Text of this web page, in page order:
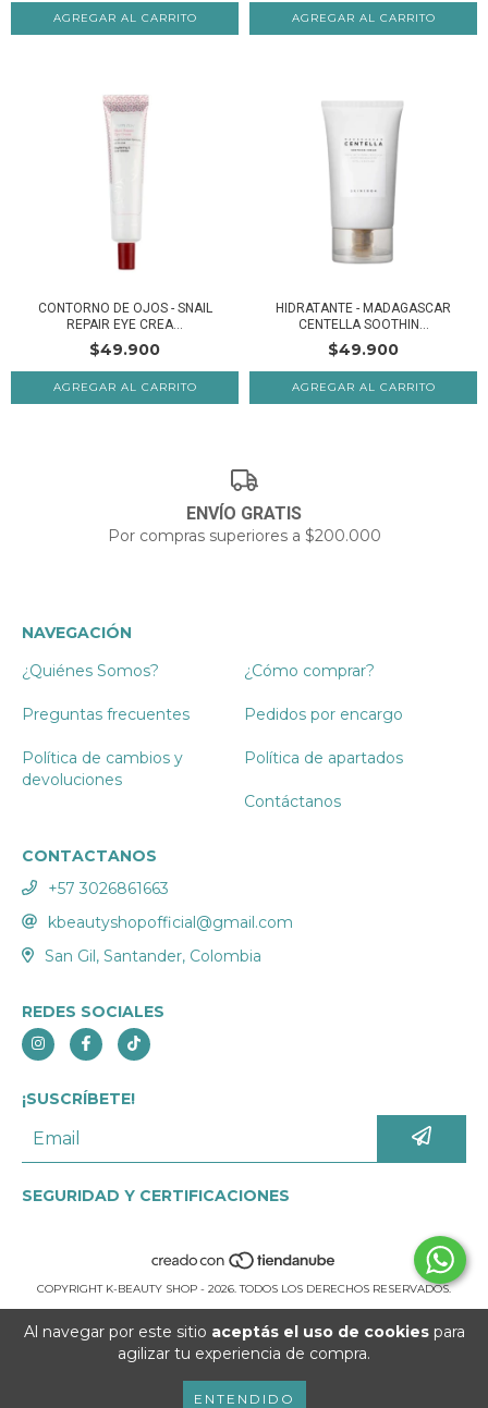
Al navegar por este sitio aceptás el uso de cookiespara
agilizar tu experiencia de compra.
ENTENDIDO
CONTORNO DE OJOS - SNAIL
REPAIR EYE CREA...
$49.900
HIDRATANTE - MADAGASCAR
CENTELLA SOOTHIN...
$49.900
AGREGAR AL CARRITO
ENVÍO GRATIS
Por compras superiores a $200.000
NAVEGACIÓN
¿Quiénes Somos?
¿Cómo comprar?
Preguntas frecuentes Pedidos por encargo
Política de cambios y
devoluciones
Política de apartados
Contáctanos
CONTACTANOS
+57 3026861663
kbeautyshopofficial@gmail.com
San Gil, Santander, Colombia
REDES SOCIALES
¡SUSCRÍBETE!
SEGURIDAD Y CERTIFICACIONES
COPYRIGHT K-BEAUTY SHOP - 2026. TODOS LOS DERECHOS RESERVADOS.